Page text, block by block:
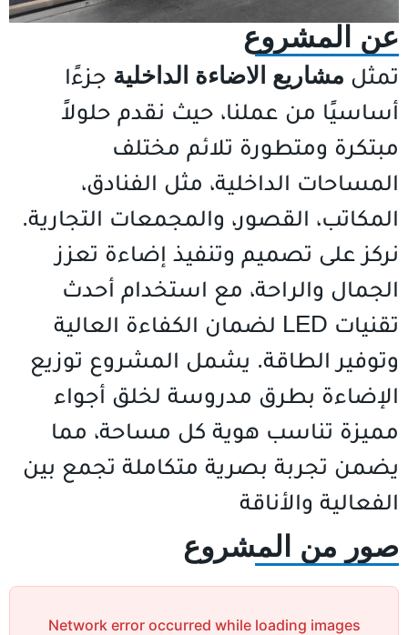
عن المشروع
تمثل مشاريع الاضاءة الداخلية جزءًا
أساسيًا من عملنا، حيث نقدم حلولاً
مبتكرة ومتطورة تلائم مختلف
المساحات الداخلية، مثل الفنادق،
المكاتب، القصور، والمجمعات التجارية.
نركز على تصميم وتنفيذ إضاءة تعزز
الجمال والراحة، مع استخدام أحدث
تقنيات LED لضمان الكفاءة العالية
وتوفير الطاقة. يشمل المشروع توزيع
الإضاءة بطرق مدروسة لخلق أجواء
مميزة تناسب هوية كل مساحة، مما
يضمن تجربة بصرية متكاملة تجمع بين
الفعالية والأناقة
صور من المشروع
Network error occurred while loading images